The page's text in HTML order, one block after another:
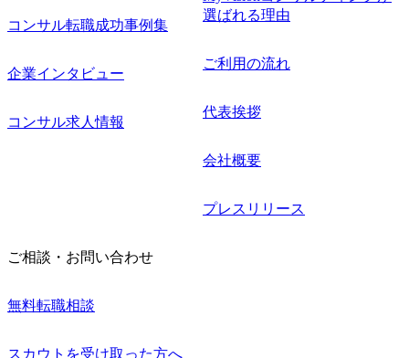
コンサル転職成功事例集
企業インタビュー
コンサル求人情報
選ばれる理由
ご利用の流れ
代表挨拶
会社概要
プレスリリース
ご相談・お問い合わせ
無料転職相談
スカウトを受け取った方へ